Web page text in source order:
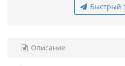
Быстрый
Описание